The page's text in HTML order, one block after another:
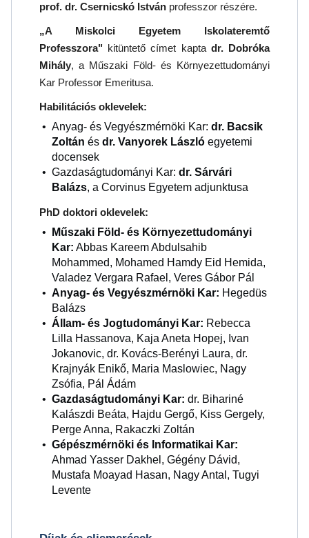
prof. dr. Csernicskó István professzor részére.
„A Miskolci Egyetem Iskolateremtő
Professzora" kitüntető címet kapta dr. Dobróka
Mihály, a Műszaki Föld- és Környezettudományi
Kar Professor Emeritusa.
Habilitációs oklevelek:
Anyag- és Vegyészmérnöki Kar: dr. Bacsik
Zoltán és dr. Vanyorek László egyetemi
docensek
Gazdaságtudományi Kar: dr. Sárvári
Balázs, a Corvinus Egyetem adjunktusa
PhD doktori oklevelek:
Műszaki Föld- és Környezettudományi
Kar: Abbas Kareem Abdulsahib
Mohammed, Mohamed Hamdy Eid Hemida,
Valadez Vergara Rafael, Veres Gábor Pál
Anyag- és Vegyészmérnöki Kar: Hegedüs
Balázs
Állam- és Jogtudományi Kar: Rebecca
Lilla Hassanova, Kaja Aneta Hopej, Ivan
Jokanovic, dr. Kovács-Berényi Laura, dr.
Krajnyák Enikő, Maria Maslowiec, Nagy
Zsófia, Pál Ádám
Gazdaságtudományi Kar: dr. Bihariné
Kalászdi Beáta, Hajdu Gergő, Kiss Gergely,
Perge Anna, Rakaczki Zoltán
Gépészmérnöki és Informatikai Kar:
Ahmad Yasser Dakhel, Gégény Dávid,
Mustafa Moayad Hasan, Nagy Antal, Tugyi
Levente